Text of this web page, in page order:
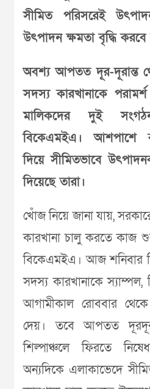
সীমিত পরিসরেই
উৎপাদন ক্ষমতা বৃদ্ধি
অবশ্য আপতত দূর-দূরান্ত
সদস্য কারখানাকে
মালিকদের দুই
বিকেএমইএ। আশপাশে
দিয়ে সীমিতভাবে
দিয়েছে তারা।
খোঁজ নিয়ে জানা যায়,
কারখানা চালু করতে কাজ
বিকেএমইএ। আজ শনিবার
সদস্য কারখানাকে স্যাম্পল,
আগামীকাল রোববার থেকে
দেয়। তবে আপতত
শিল্পাঞ্চলে ফিরতে
অন্যদিকে এলাকাভেদে